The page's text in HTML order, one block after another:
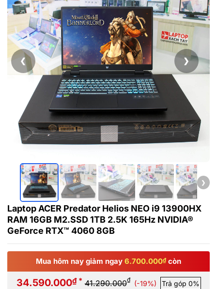
❮ ❯
❯
Laptop ACER Predator Helios NEO i9 13900HX
RAM 16GB M2.SSD 1TB 2.5K 165Hz NVIDIA®
GeForce RTX™ 4060 8GB
Mua hôm nay giảm ngay 6.700.000₫ còn
34.590.000₫ * 41.290.000₫ (-19%) Trả góp 0%